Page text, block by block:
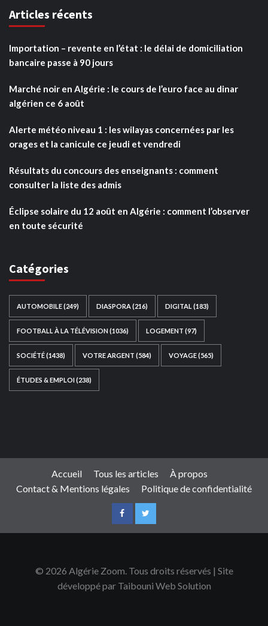
Articles récents
Importation – revente en l’état : le délai de domiciliation
bancaire passe à 90 jours
Marché noir en Algérie : le cours de l’euro face au dinar
algérien ce 6 août
Alerte météo niveau 1 : les wilayas concernées par les
orages et la canicule ce jeudi et vendredi
Résultats du concours des enseignants : comment
consulter la liste des admis
Éclipse solaire du 12 août en Algérie : comment l’observer
en toute sécurité
Catégories
AUTOMOBILE(249) DIASPORA (216) DIGITAL (183)
FOOTBALL À LA TÉLÉVISION(1036) LOGEMENT (97)
SOCIÉTÉ(1438) VOTRE ARGENT (584) VOYAGE(565)
ÉTUDES & EMPLOI(238)
Accueil Tous les articles
À propos
Contact & Mentions légales
Politique de confidentialité
© 2026 Algérie Zoom. Tous droits réservés | Site
développé par Taibouni Web Solution